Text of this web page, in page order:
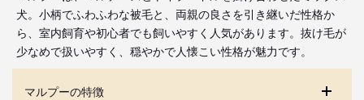
犬。小柄でふわふわな被毛と、両親の良さを引き継いだ性格か
ら、室内飼育や初心者でも飼いやすく人気があります。抜け毛が
少なめで扱いやすく、穏やかで人懐こい性格が魅力です。
マルプーの特徴